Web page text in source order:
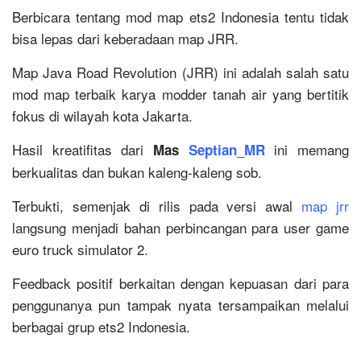
Berbicara tentang mod map ets2 Indonesia tentu tidak
bisa lepas dari keberadaan map JRR.
Map Java Road Revolution (JRR) ini adalah salah satu
mod map terbaik karya modder tanah air yang bertitik
fokus di wilayah kota Jakarta.
Hasil kreatifitas dari Mas Septian_MRini memang
berkualitas dan bukan kaleng-kaleng sob.
Terbukti, semenjak di rilis pada versi awal map jrr
langsung menjadi bahan perbincangan para user game
euro truck simulator 2.
Feedback positif berkaitan dengan kepuasan dari para
penggunanya pun tampak nyata tersampaikan melalui
berbagai grup ets2 Indonesia.